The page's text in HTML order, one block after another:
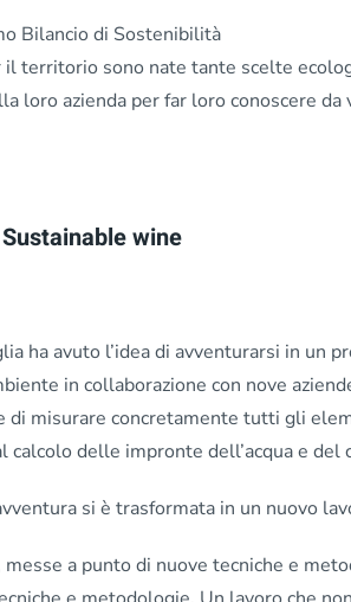
il territorio sono nate tante scelte
loro azienda per far loro conoscere
wine
ha avuto l’idea di avventurarsi in un
in collaborazione con nove
di misurare concretamente tutti gli
calcolo delle impronte dell’acqua e del
si è trasformata in un nuovo
a punto di nuove tecniche e